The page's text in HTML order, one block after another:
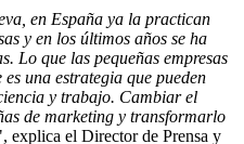
en España ya la practican
y en los últimos años se ha
Lo que las pequeñas empresas
una estrategia que pueden
y trabajo. Cambiar el
de marketing y transformarlo
explica el Director de Prensa y